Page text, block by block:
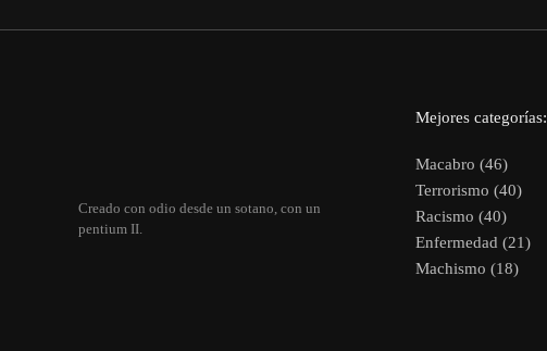
Creado con odio desde un sotano, con un
pentium II.
Mejores categorías:
Macabro (46)
Terrorismo (40)
Racismo (40)
Enfermedad (21)
Machismo (18)